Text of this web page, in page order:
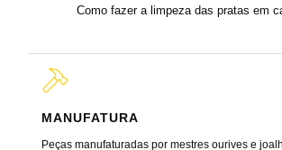
Como fazer a limpeza das pratas em
MANUFATURA
Peças manufaturadas por mestres ourives e